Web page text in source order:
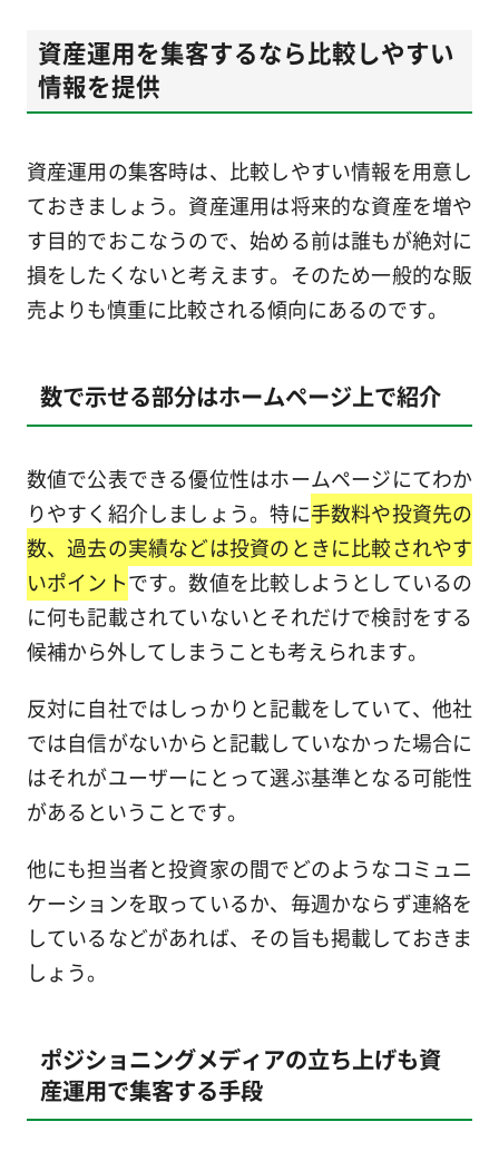
資産運用を集客するなら比較しやすい
情報を提供
資産運用の集客時は、比較しやすい情報を用意し
ておきましょう。資産運用は将来的な資産を増や
す目的でおこなうので、始める前は誰もが絶対に
損をしたくないと考えます。そのため一般的な販
売よりも慎重に比較される傾向にあるのです。
数で示せる部分はホームページ上で紹介
数値で公表できる優位性はホームページにてわか
りやすく紹介しましょう。特に手数料や投資先の
数、過去の実績などは投資のときに比較されやす
いポイントです。数値を比較しようとしているの
に何も記載されていないとそれだけで検討をする
候補から外してしまうことも考えられます。
反対に自社ではしっかりと記載をしていて、他社
では自信がないからと記載していなかった場合に
はそれがユーザーにとって選ぶ基準となる可能性
があるということです。
他にも担当者と投資家の間でどのようなコミュニ
ケーションを取っているか、毎週かならず連絡を
しているなどがあれば、その旨も掲載しておきま
しょう。
ポジショニングメディアの立ち上げも資
産運用で集客する手段